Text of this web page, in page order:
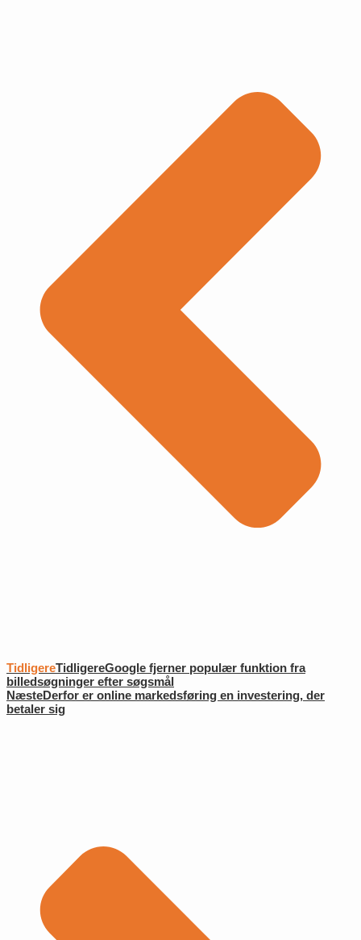
TidligereTidligereGoogle fjerner populær funktion fra
billedsøgninger efter søgsmål
NæsteDerfor er online markedsføring en investering, der
betaler sig